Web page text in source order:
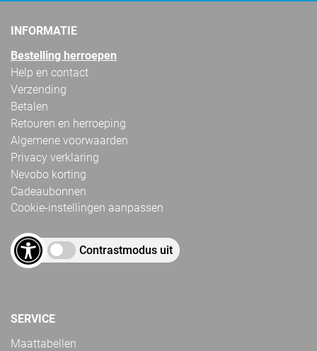
INFORMATIE
Bestelling herroepen
Help en contact
Verzending
Betalen
Retouren en herroeping
Algemene voorwaarden
Privacy verklaring
Nevobo korting
Cadeaubonnen
Cookie-instellingen aanpassen
Contrastmodus uit
SERVICE
Maattabellen